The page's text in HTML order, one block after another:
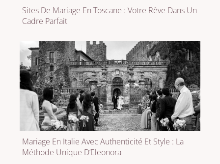
Sites De Mariage En Toscane : Votre Rêve Dans Un
Cadre Parfait
Mariage En Italie Avec Authenticité Et Style : La
Méthode Unique D’Eleonora